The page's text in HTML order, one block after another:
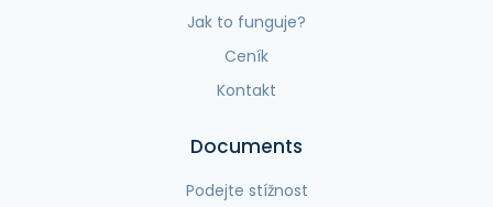
Jak to funguje?
Ceník
Kontakt
Documents
Podejte stížnost